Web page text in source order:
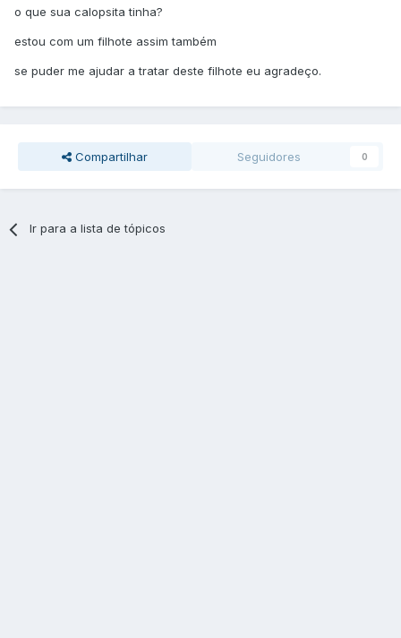
um cotonete
o que sua calopsita tinha?
estou com um filhote assim também
se puder me ajudar a tratar deste filhote eu agradeço.
Compartilhar Seguidores 0
Ir para a lista de tópicos